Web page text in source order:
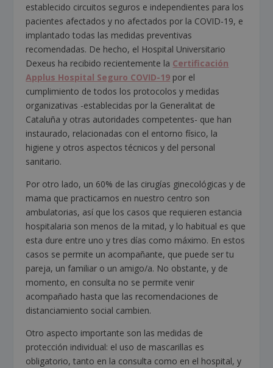
establecido circuitos seguros e independientes para los
pacientes afectados y no afectados por la COVID-19, e
implantado todas las medidas preventivas
recomendadas. De hecho, el Hospital Universitario
Dexeus ha recibido recientemente la Certificación
Applus Hospital Seguro COVID-19 por el
cumplimiento de todos los protocolos y medidas
organizativas -establecidas por la Generalitat de
Cataluña y otras autoridades competentes- que han
instaurado, relacionadas con el entorno físico, la
higiene y otros aspectos técnicos y del personal
sanitario.
Por otro lado, un 60% de las cirugías ginecológicas y de
mama que practicamos en nuestro centro son
ambulatorias, así que los casos que requieren estancia
hospitalaria son menos de la mitad, y lo habitual es que
esta dure entre uno y tres días como máximo. En estos
casos se permite un acompañante, que puede ser tu
pareja, un familiar o un amigo/a. No obstante, y de
momento, en consulta no se permite venir
acompañado hasta que las recomendaciones de
distanciamiento social cambien.
Otro aspecto importante son las medidas de
protección individual: el uso de mascarillas es
obligatorio, tanto en la consulta como en el hospital, y